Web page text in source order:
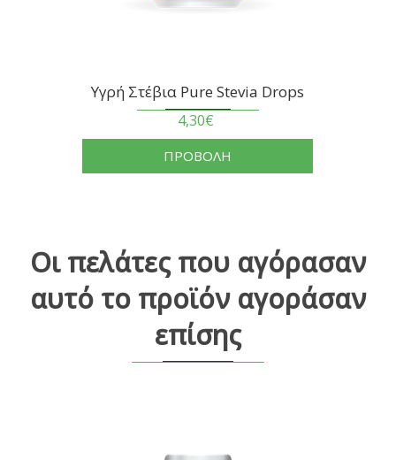
Υγρή Στέβια Pure Stevia Drops
4,30€
ΠΡΟΒΟΛΗ
Οι πελάτες που αγόρασαν
αυτό το προϊόν αγοράσαν
επίσης